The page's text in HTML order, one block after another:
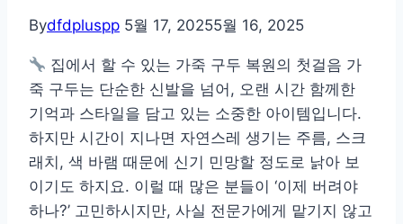
Bydfdpluspp 5월 17, 20255월 16, 2025
집에서 할 수 있는 가죽 구두 복원의 첫걸음 가
죽 구두는 단순한 신발을 넘어, 오랜 시간 함께한
기억과 스타일을 담고 있는 소중한 아이템입니다.
하지만 시간이 지나면 자연스레 생기는 주름, 스크
래치, 색 바램 때문에 신기 민망할 정도로 낡아 보
이기도 하지요. 이럴 때 많은 분들이 ‘이제 버려야
하나?’ 고민하시지만, 사실 전문가에게 맡기지 않고